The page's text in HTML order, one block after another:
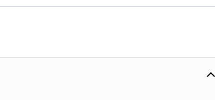
a su clima suave durante todo el año, es un
playa de Arroyo Vaquero, reconocida con Bandera